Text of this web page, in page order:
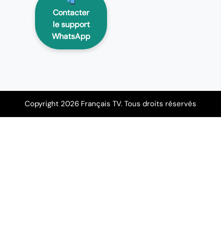
Contacter
le support
WhatsApp
Copyright 2026 Français TV. Tous droits réservés